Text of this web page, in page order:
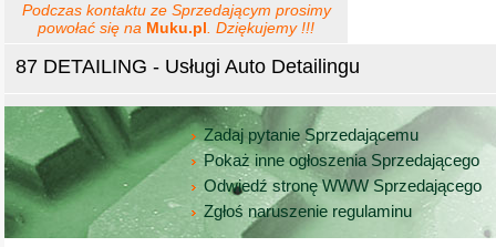
87 DETAILING - Usługi Auto Detailingu
Zadaj pytanie Sprzedającemu
Pokaż inne ogłoszenia Sprzedającego
Odwiedź stronę WWW Sprzedającego
Zgłoś naruszenie regulaminu
Podczas kontaktu ze Sprzedającym prosimy
powołać się na Muku.pl . Dziękujemy !!!